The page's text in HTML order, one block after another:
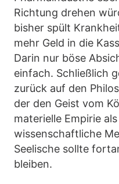
Richtung drehen
bisher spült
mehr Geld in die
Darin nur böse
einfach. Schließlich
zurück auf den
der den Geist vom
materielle Empirie
wissenschaftliche
Seelische sollte
bleiben.